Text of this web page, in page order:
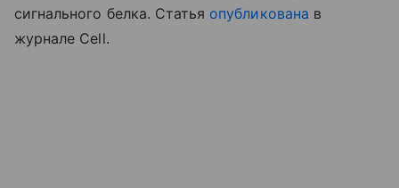
сигнального белка. Статья опубликована в
журнале Cell.